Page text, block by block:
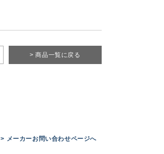
> 商品一覧に戻る
> メーカーお問い合わせページへ